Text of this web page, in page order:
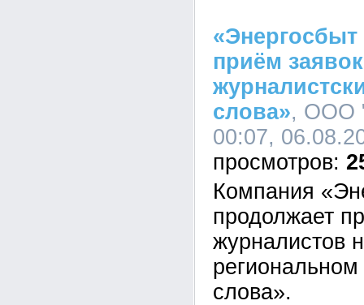
приём
слова», ООО
00:07,
Компания
продолжает
журналистов
слова».